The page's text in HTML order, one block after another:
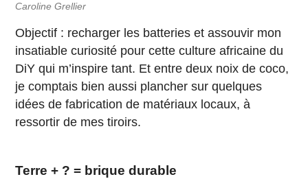
Caroline Grellier
Objectif : recharger les batteries et assouvir mon
insatiable curiosité pour cette culture africaine du
DiY qui m’inspire tant. Et entre deux noix de coco,
je comptais bien aussi plancher sur quelques
idées de fabrication de matériaux locaux, à
ressortir de mes tiroirs.
Terre + ? = brique durable